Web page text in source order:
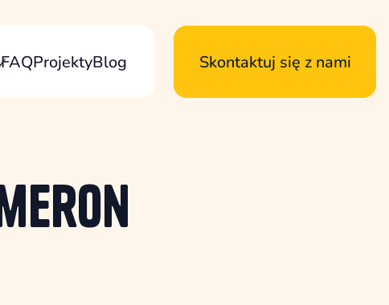
FAQProjektyBlog Skontaktuj się z nami